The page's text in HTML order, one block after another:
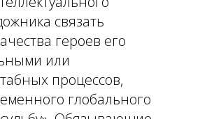
связать
героев его
или
процессов,
глобального